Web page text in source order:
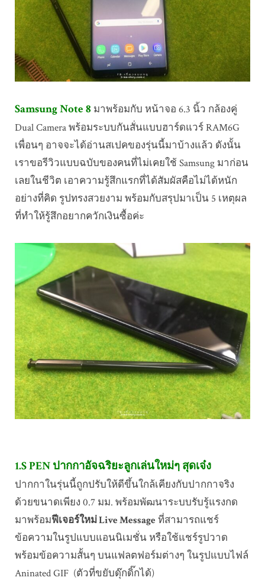
Samsung Note 8 มาพร้อมกับ หน้าจอ 6.3 นิ้ว กล้องคู่
Dual Camera พร้อมระบบกันสั่นแบบฮาร์ดแวร์ RAM6G
เพื่อนๆ อาจจะได้อ่านสเปคของรุ่นนี้มาบ้างแล้ว ดังนั้น
เราขอรีวิวแบบฉบับของคนที่ไม่เคยใช้ Samsung มาก่อน
เลยในชีวิต เอาความรู้สึกแรกที่ได้สัมผัสคือไม่ได้หนัก
อย่างที่คิด รูปทรงสวยงาม พร้อมกับสรุปมาเป็น 5 เหตุผล
ที่ทำให้รู้สึกอยากควักเงินซื้อค่ะ
1.S PEN ปากกาอัจฉริยะลูกเล่นใหม่ๆ สุดเจ๋ง
ปากกาในรุ่นนี้ถูกปรับให้ดีขึ้นใกล้เคียงกับปากกาจริง
ด้วยขนาดเพียง 0.7 มม. พร้อมพัฒนาระบบรับรู้แรงกด
มาพร้อมฟีเจอร์ใหม่ Live Message ที่สามารถแชร์
ข้อความในรูปแบบแอนนิเมชั่น หรือใช้แชร์รูปวาด
พร้อมข้อความสั้นๆ บนแฟลตฟอร์มต่างๆ ในรูปแบบไฟล์
Aninated GIF (ตัวที่ขยับดุ๊กดิ๊กได้)